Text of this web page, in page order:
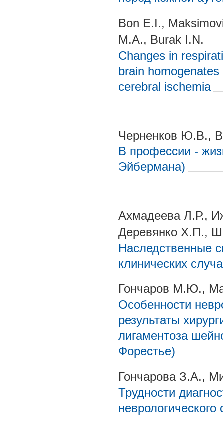
Bon E.I.,
M.A., Burak I.N.
Changes in
brain
cerebral ischemia
Черненков Ю.В.,
В профессии -
Эйбермана)
Ахмадеева Л.Р.,
Деревянко Х.П.,
Наследственные
клинических
Гончаров М.Ю.,
Особенности
результаты
лигаментоза
Форестье)
Гончарова З.А.,
Трудности